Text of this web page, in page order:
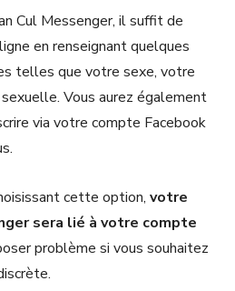
Cul Messenger, il suffit de
en renseignant quelques
telles que votre sexe, votre
Vous aurez également
via votre compte Facebook
cette option, votre
sera lié à votre compte
problème si vous souhaitez